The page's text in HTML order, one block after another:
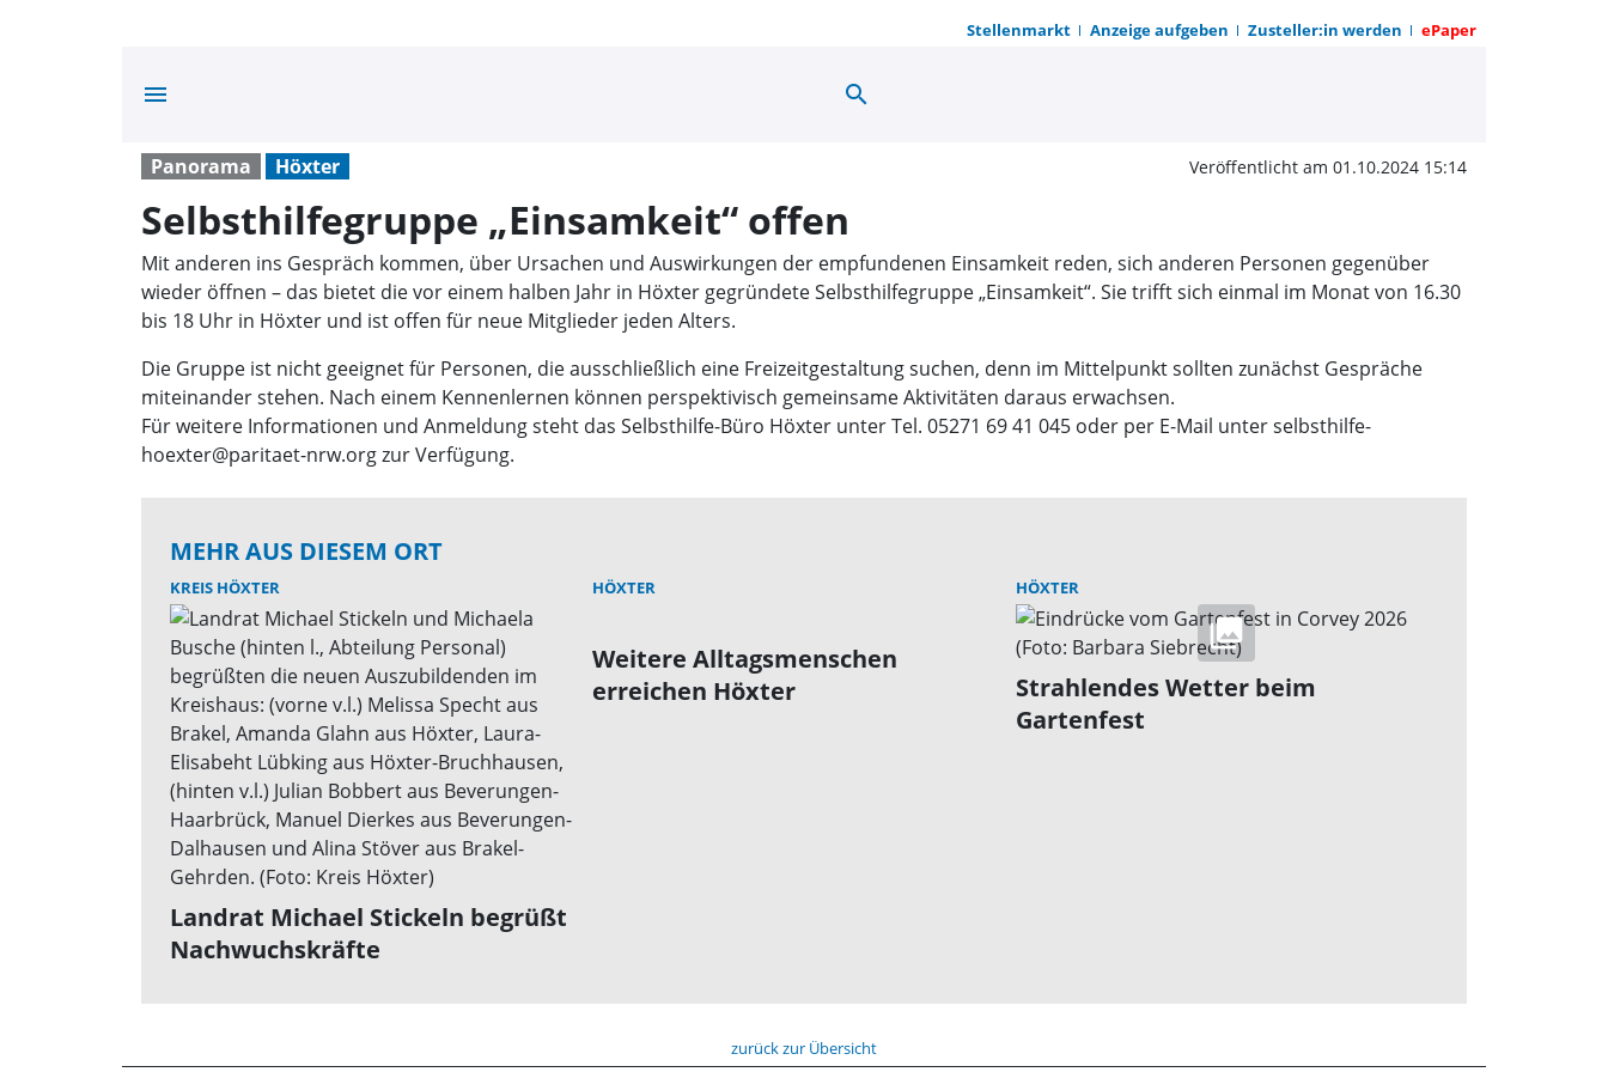
Stellenmarkt Anzeige aufgeben Zusteller:in werden ePaper
menu Selbsthilfegruppe „Einsamkeit“
search
Panorama Höxter Veröffentlicht am 01.10.2024 15:14
Selbsthilfegruppe „Einsamkeit“ offen
Mit anderen ins Gespräch kommen, über Ursachen und Auswirkungen der empfundenen Einsamkeit reden, sich anderen Personen gegenüber
wieder öffnen – das bietet die vor einem halben Jahr in Höxter gegründete Selbsthilfegruppe „Einsamkeit“. Sie trifft sich einmal im Monat von 16.30
bis 18 Uhr in Höxter und ist offen für neue Mitglieder jeden Alters.
Die Gruppe ist nicht geeignet für Personen, die ausschließlich eine Freizeitgestaltung suchen, denn im Mittelpunkt sollten zunächst Gespräche
miteinander stehen. Nach einem Kennenlernen können perspektivisch gemeinsame Aktivitäten daraus erwachsen.
Für weitere Informationen und Anmeldung steht das Selbsthilfe-Büro Höxter unter Tel. 05271 69 41 045 oder per E-Mail unter selbsthilfe-
hoexter@paritaet-nrw.org zur Verfügung.
MEHR AUS DIESEM ORT
KREIS HÖXTER
Landrat Michael Stickeln begrüßt
Nachwuchskräfte
HÖXTER
Weitere Alltagsmenschen
erreichen Höxter
HÖXTER
Strahlendes Wetter beim
Gartenfest
zurück zur Übersicht